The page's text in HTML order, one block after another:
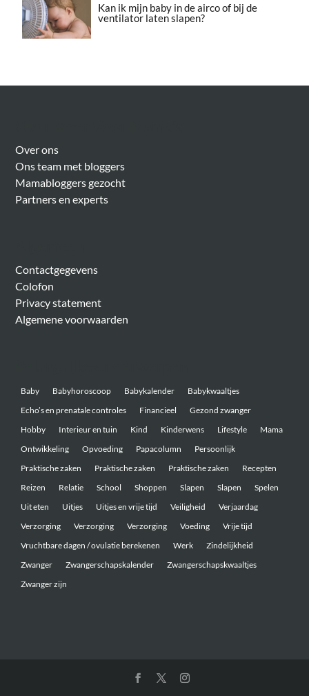
Kan ik mijn baby in de airco of bij de
ventilator laten slapen?
Over ons
Ons team met bloggers
Mamabloggers gezocht
Partners en experts
Contactgegevens
Colofon
Privacy statement
Algemene voorwaarden
Baby Babyhoroscoop Babykalender
Babykwaaltjes
Echo’s en prenatale controles
Financieel
Gezond zwanger
Hobby
Interieur en tuin Kind Kinderwens Lifestyle
Mama
Ontwikkeling
Opvoeding Papacolumn
Persoonlijk
Praktische zaken
Praktische zaken Praktische zaken
Recepten
Reizen
Relatie School Shoppen Slapen Slapen
Spelen
Uit eten
Uitjes Uitjes en vrije tijd Veiligheid
Verjaardag
Verzorging
Verzorging Verzorging Voeding
Vrije tijd
Vruchtbare dagen / ovulatie berekenen
Werk
Zindelijkheid
Zwanger
Zwangerschapskalender
Zwangerschapskwaaltjes
Zwanger zijn